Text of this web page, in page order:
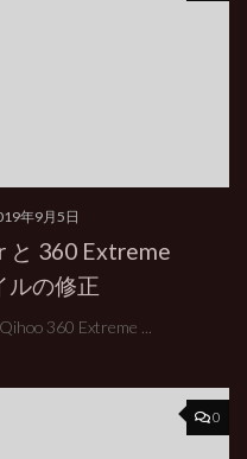
年9月5日
と 360 Extreme
ルの修正
360 Extreme ...
0